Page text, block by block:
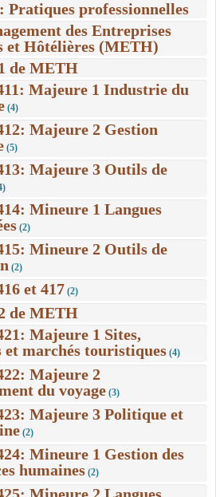
Pratiques professionnelles
des Entreprises
et Hôtélières (METH)
de METH
Majeure 1 Industrie du
(4)
Majeure 2 Gestion
(5)
Majeure 3 Outils de
Mineure 1 Langues
(2)
Mineure 2 Outils de
(2)
et 417 (2)
de METH
Majeure 1 Sites,
marchés touristiques (4)
Majeure 2
du voyage (3)
Majeure 3 Politique et
(2)
Mineure 1 Gestion des
humaines (2)